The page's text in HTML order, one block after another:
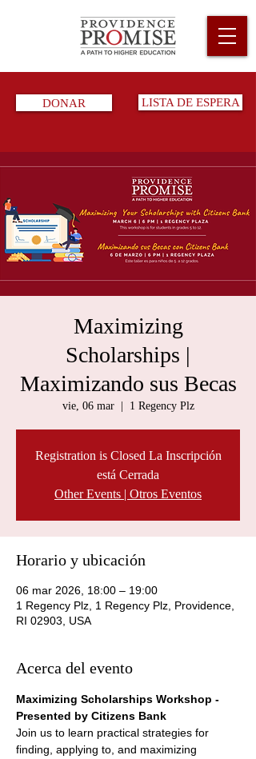
DONAR LISTA DE ESPERA
Maximizing
Scholarships |
Maximizando sus Becas
vie, 06 mar
  |
1 Regency Plz
Registration is Closed La Inscripción
está Cerrada
Other Events | Otros Eventos
Horario y ubicación
06 mar 2026, 18:00 – 19:00
1 Regency Plz, 1 Regency Plz, Providence,
RI 02903, USA
Acerca del evento
Maximizing Scholarships Workshop -
Presented by Citizens Bank
Join us to learn practical strategies for
finding, applying to, and maximizing